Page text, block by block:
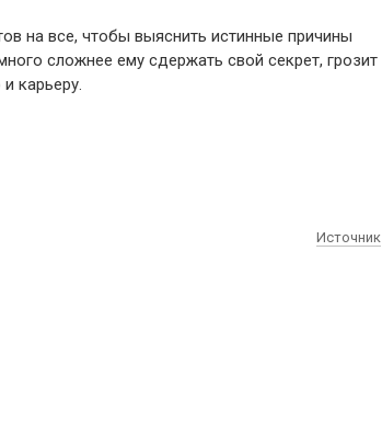
на все, чтобы выяснить истинные причины
сложнее ему сдержать свой секрет, грозит
карьеру.
Источник